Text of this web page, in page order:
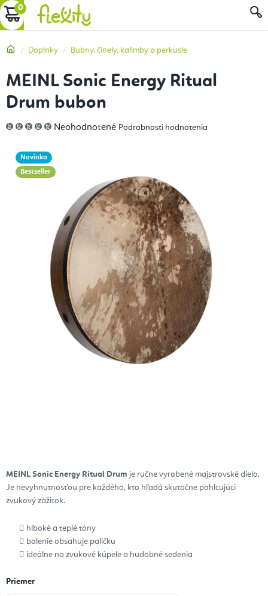
Prejsť
na
NÁKUPNÝ
DomovDoplnky Bubny, činely, kalimby a perkusie
MEINL Sonic Energy Ritual Drum je ručne vyrobené majstrovské dielo.
Je nevyhnutnosťou pre každého, kto hľadá skutočne pohlcujúci
zvukový zážitok.
hlboké a teplé tóny
balenie obsahuje paličku
ideálne na zvukové kúpele a hudobné sedenia
Priemer
MEINL Sonic Energy Ritual
Drum bubon
Priemerné
hodnotenie
5
hviezdičiek.
Neohodnotené Podrobnosti hodnotenia
Novinka
Bestseller